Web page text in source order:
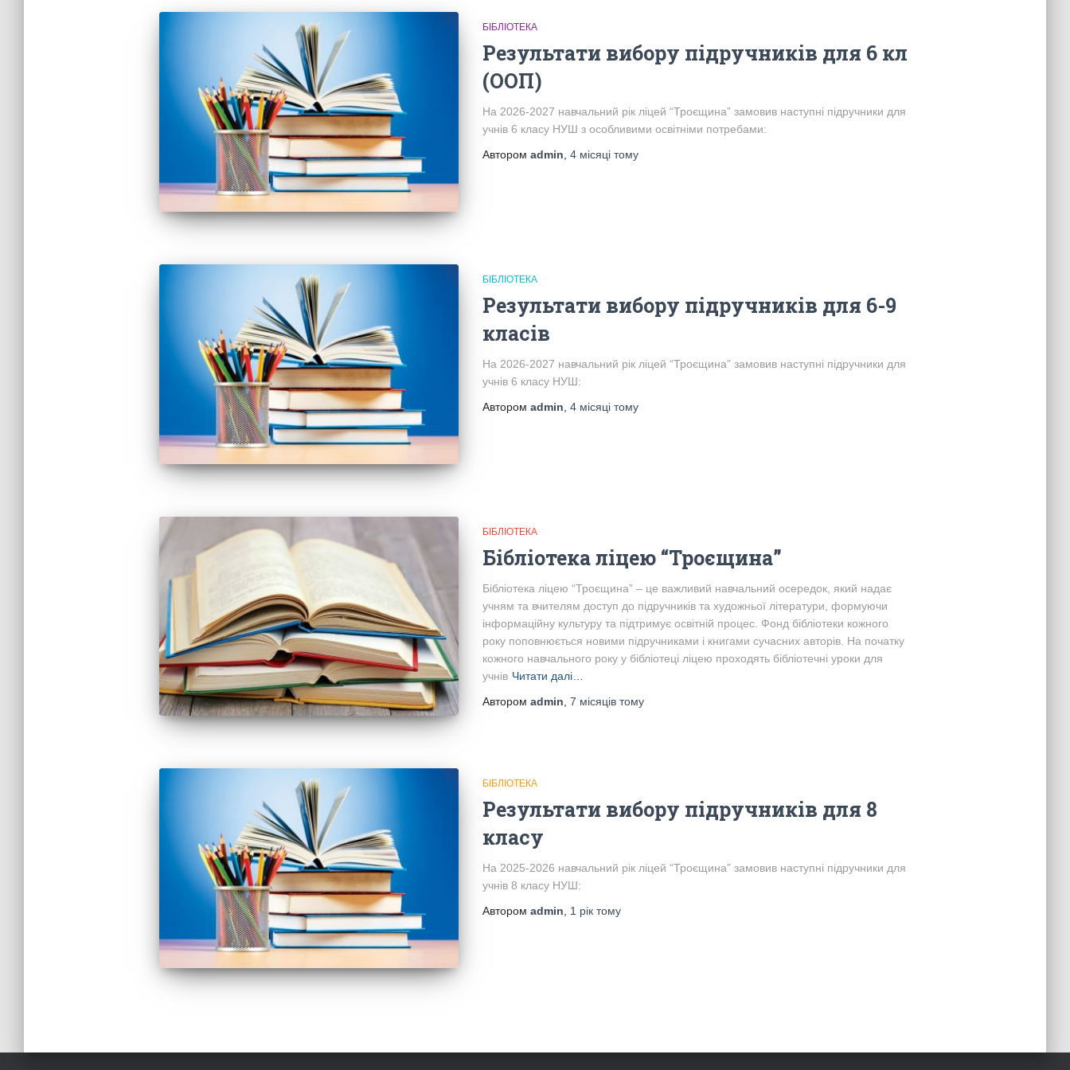
БІБЛІОТЕКА
Результати вибору підручників для 6 кл
(ООП)
На 2026-2027 навчальний рік ліцей “Троєщина” замовив наступні підручники для
учнів 6 класу НУШ з особливими освітніми потребами:
Автором admin 4 місяцітому
БІБЛІОТЕКА
Результати вибору підручників для 6-9
класів
На 2026-2027 навчальний рік ліцей “Троєщина” замовив наступні підручники для
учнів 6 класу НУШ:
Автором admin 4 місяцітому
БІБЛІОТЕКА
Бібліотека ліцею “Троєщина”
Бібліотека ліцею “Троєщина” – це важливий навчальний осередок, який надає
учням та вчителям доступ до підручників та художньої літератури, формуючи
інформаційну культуру та підтримує освітній процес. Фонд бібліотеки кожного
року поповнюється новими підручниками і книгами сучасних авторів. На початку
кожного навчального року у бібліотеці ліцею проходять бібліотечні уроки для
учнів Читати далі…
Автором admin 7 місяцівтому
БІБЛІОТЕКА
Результати вибору підручників для 8
класу
На 2025-2026 навчальний рік ліцей “Троєщина” замовив наступні підручники для
учнів 8 класу НУШ:
Автором admin, 1 ріктому